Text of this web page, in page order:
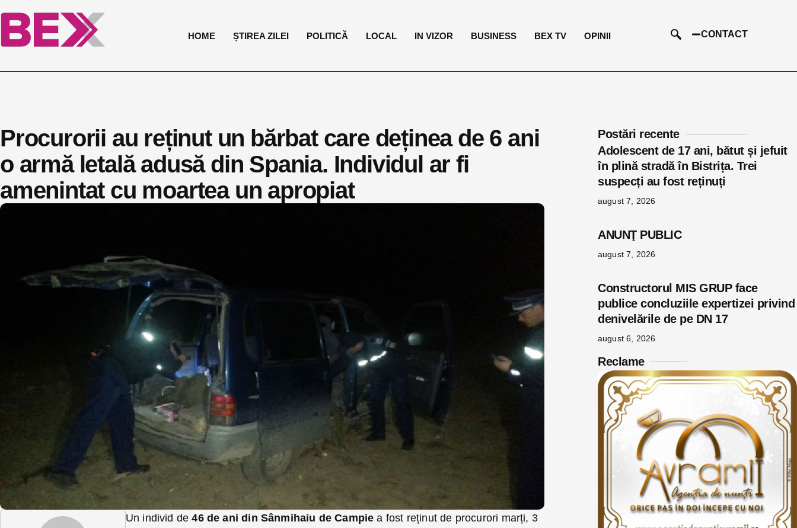
HOME ȘTIREA ZILEI POLITICĂ LOCAL IN VIZOR BUSINESS BEX TV OPINII CONTACT
Procurorii au reținut un bărbat care deținea de 6 ani
o armă letală adusă din Spania. Individul ar fi
amenintat cu moartea un apropiat
Un individ de 46 de ani din Sânmihaiu de Campie a fost reținut de procurori marți, 3
Postări recente
Adolescent de 17 ani, bătut și jefuit
în plină stradă în Bistrița. Trei
suspecți au fost reținuți
august 7, 2026
ANUNŢ PUBLIC
august 7, 2026
Constructorul MIS GRUP face
publice concluziile expertizei privind
denivelările de pe DN 17
august 6, 2026
Reclame